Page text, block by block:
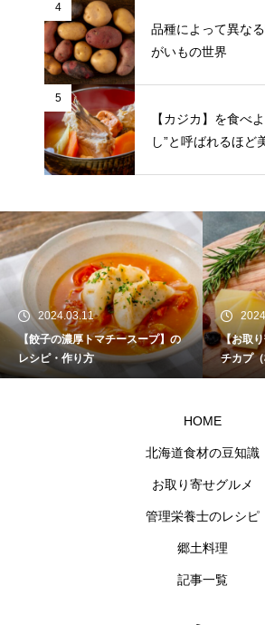
4
品種によって異な
がいもの世界
5
【カジカ】を食べ
し”と呼ばれるほど
2024.03.11
【餃子の濃厚トマチースープ】の
レシピ・作り方
【お取
チカプ
ウ』
HOME
北海道食材の豆知識
お取り寄せグルメ
管理栄養士のレシピ
郷土料理
記事一覧